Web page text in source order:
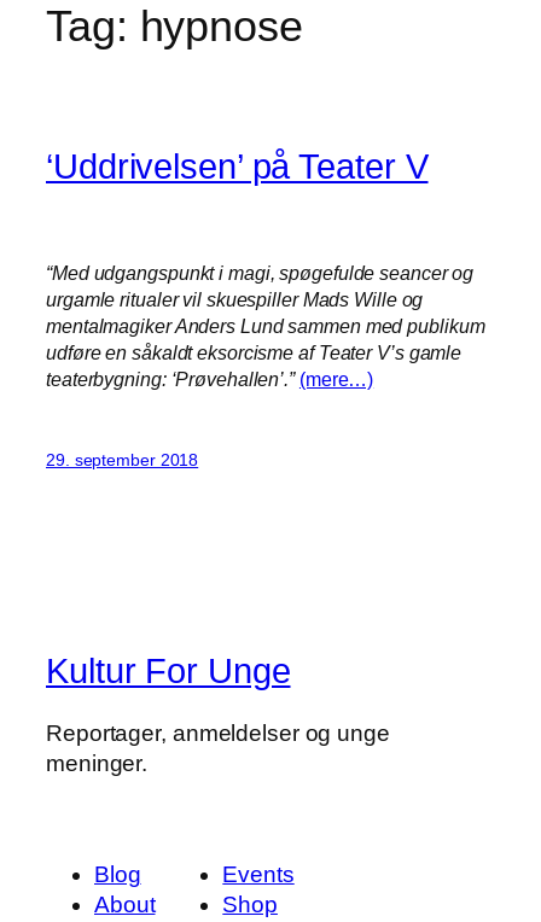
Tag: hypnose
‘Uddrivelsen’ på Teater V
“Med udgangspunkt i magi, spøgefulde seancer og
urgamle ritualer vil skuespiller Mads Wille og
mentalmagiker Anders Lund sammen med publikum
udføre en såkaldt eksorcisme af Teater V’s gamle
teaterbygning: ‘Prøvehallen’.” (mere…)
29. september 2018
Kultur For Unge
Reportager, anmeldelser og unge
meninger.
Blog
About
Events
Shop